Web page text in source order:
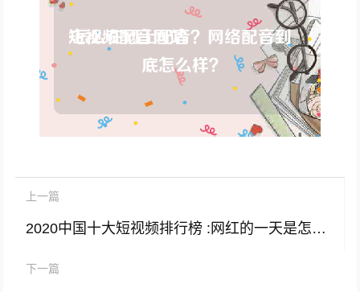
上一篇
2020中国十大短视频排行榜 :网红的一天是怎样的？
下一篇